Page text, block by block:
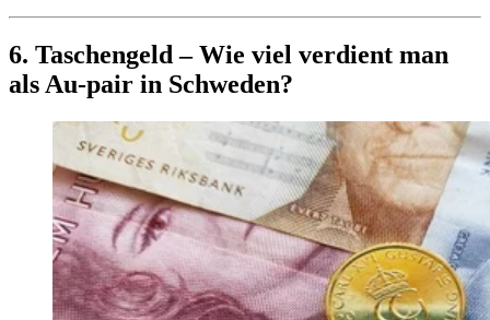
6. Taschengeld – Wie viel verdient man
als Au-pair in Schweden?